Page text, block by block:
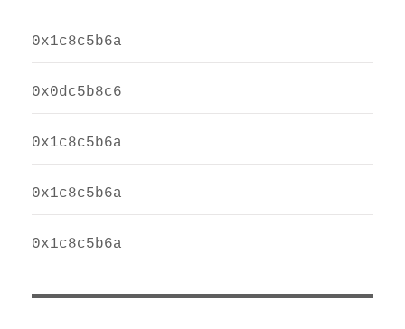
0x1c8c5b6a
0x0dc5b8c6
0x1c8c5b6a
0x1c8c5b6a
0x1c8c5b6a